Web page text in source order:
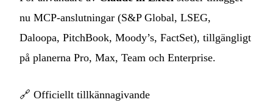
nu MCP-anslutningar (S&P Global, LSEG,
Daloopa, PitchBook, Moody’s, FactSet), tillgängligt
på planerna Pro, Max, Team och Enterprise.
🔗 Officiellt tillkännagivande